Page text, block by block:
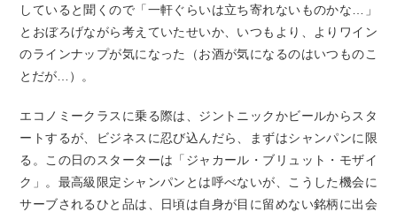
していると聞くので「一軒ぐらいは立ち寄れないものかな…」
とおぼろげながら考えていたせいか、いつもより、よりワイン
のラインナップが気になった（お酒が気になるのはいつものこ
とだが…）。
エコノミークラスに乗る際は、ジントニックかビールからスタ
ートするが、ビジネスに忍び込んだら、まずはシャンパンに限
る。この日のスターターは「ジャカール・ブリュット・モザイ
ク」。最高級限定シャンパンとは呼べないが、こうした機会に
サーブされるひと品は、日頃は自身が目に留めない銘柄に出会